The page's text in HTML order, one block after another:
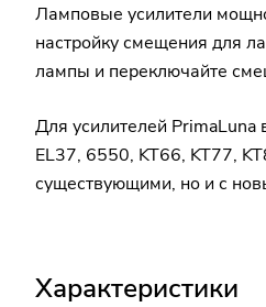
Ламповые усилители
настройку смещения для
лампы и переключайте
Для усилителей
EL37, 6550, KT66, KT77,
существующими, но и с
Характеристики